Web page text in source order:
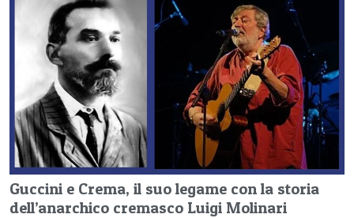
Guccini e Crema, il suo legame con la storia
dell’anarchico cremasco Luigi Molinari